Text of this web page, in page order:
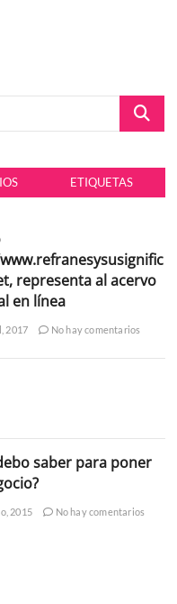
Buscar
ETIQUETAS
representa al acervo
en línea
2017 No hay comentarios
saber para poner
2015 No hay comentarios